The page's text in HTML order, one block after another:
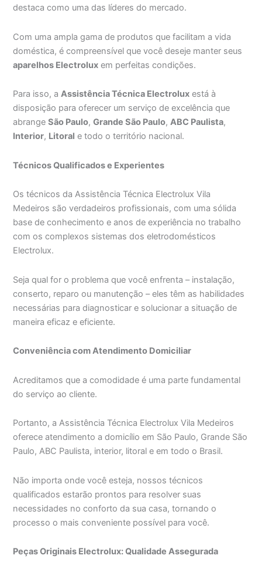
destaca como uma das líderes do mercado.
Com uma ampla gama de produtos que facilitam a vida
doméstica, é compreensível que você deseje manter seus
aparelhos Electrolux em perfeitas condições.
Para isso, aAssistência Técnica Electrolux está à
disposição para oferecer um serviço de excelência que
abrangeSão Paulo,Grande São Paulo,ABC Paulista,
Interior, Litoral e todo o território nacional.
Técnicos Qualificados e Experientes
Os técnicos da Assistência Técnica Electrolux Vila
Medeiros são verdadeiros profissionais, com uma sólida
base de conhecimento e anos de experiência no trabalho
com os complexos sistemas dos eletrodomésticos
Electrolux.
Seja qual for o problema que você enfrenta – instalação,
conserto, reparo ou manutenção – eles têm as habilidades
necessárias para diagnosticar e solucionar a situação de
maneira eficaz e eficiente.
Conveniência com Atendimento Domiciliar
Acreditamos que a comodidade é uma parte fundamental
do serviço ao cliente.
Portanto, a Assistência Técnica Electrolux Vila Medeiros
oferece atendimento a domicílio em São Paulo, Grande São
Paulo, ABC Paulista, interior, litoral e em todo o Brasil.
Não importa onde você esteja, nossos técnicos
qualificados estarão prontos para resolver suas
necessidades no conforto da sua casa, tornando o
processo o mais conveniente possível para você.
Peças Originais Electrolux: Qualidade Assegurada